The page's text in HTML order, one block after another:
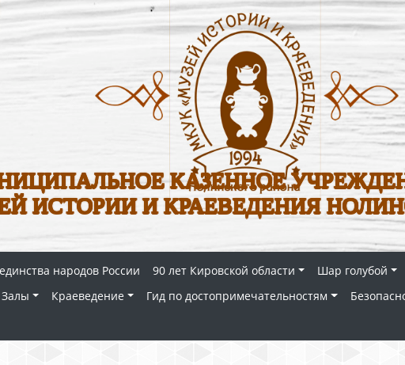
КАЗЕННОЕ
ИСТОРИИ И КРАЕВЕДЕНИЯ
народов России 90 лет Кировской области Шар голубой
Залы Краеведение Гид по достопримечательностям